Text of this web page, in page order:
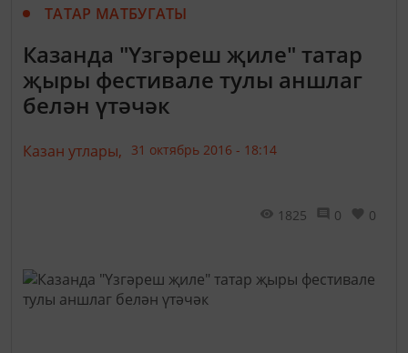
ТАТАР МАТБУГАТЫ
Казанда "Үзгәреш җиле" татар
җыры фестивале тулы аншлаг
белән үтәчәк
Казан утлары, 31 октябрь 2016 - 18:14
1825 0 0